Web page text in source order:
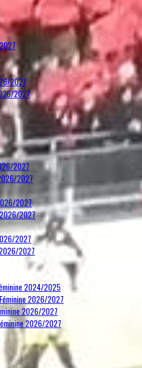
2027
2027
2027
2027
2027
2026/2027
2027
2027
2024/2025
2026/2027
2026/2027
2026/2027